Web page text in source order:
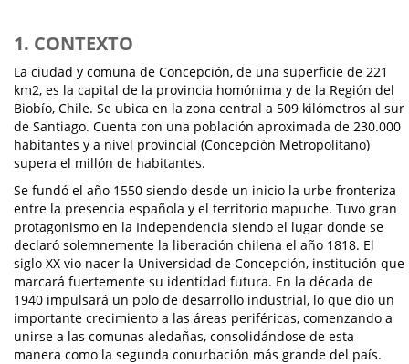
1. CONTEXTO
La ciudad y comuna de Concepción, de una superficie de 221
km2, es la capital de la provincia homónima y de la Región del
Biobío, Chile. Se ubica en la zona central a 509 kilómetros al sur
de Santiago. Cuenta con una población aproximada de 230.000
habitantes y a nivel provincial (Concepción Metropolitano)
supera el millón de habitantes.
Se fundó el año 1550 siendo desde un inicio la urbe fronteriza
entre la presencia española y el territorio mapuche. Tuvo gran
protagonismo en la Independencia siendo el lugar donde se
declaró solemnemente la liberación chilena el año 1818. El
siglo XX vio nacer la Universidad de Concepción, institución que
marcará fuertemente su identidad futura. En la década de
1940 impulsará un polo de desarrollo industrial, lo que dio un
importante crecimiento a las áreas periféricas, comenzando a
unirse a las comunas aledañas, consolidándose de esta
manera como la segunda conurbación más grande del país.